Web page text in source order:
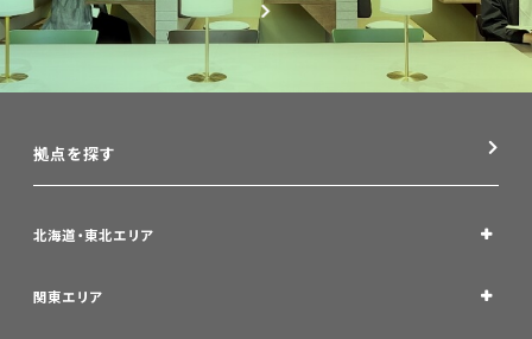
拠点を探す
北海道・東北エリア
関東エリア